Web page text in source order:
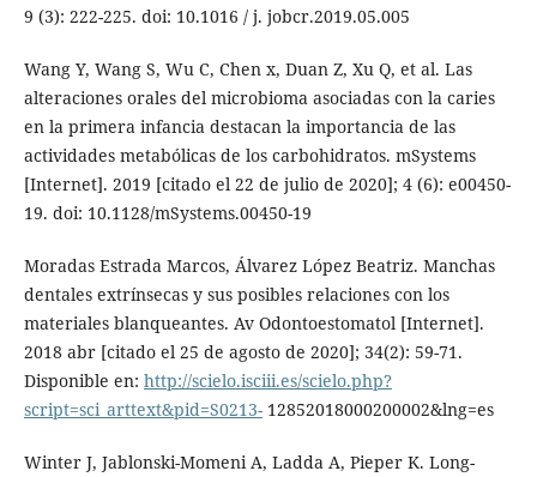
9 (3): 222-225. doi: 10.1016 / j. jobcr.2019.05.005
Wang Y, Wang S, Wu C, Chen x, Duan Z, Xu Q, et al. Las
alteraciones orales del microbioma asociadas con la caries
en la primera infancia destacan la importancia de las
actividades metabólicas de los carbohidratos. mSystems
[Internet]. 2019 [citado el 22 de julio de 2020]; 4 (6): e00450-
19. doi: 10.1128/mSystems.00450-19
Moradas Estrada Marcos, Álvarez López Beatriz. Manchas
dentales extrínsecas y sus posibles relaciones con los
materiales blanqueantes. Av Odontoestomatol [Internet].
2018 abr [citado el 25 de agosto de 2020]; 34(2): 59-71.
Disponible en: http://scielo.isciii.es/scielo.php?
script=sci_arttext&pid=S0213-12852018000200002&lng=es
Winter J, Jablonski-Momeni A, Ladda A, Pieper K. Long-